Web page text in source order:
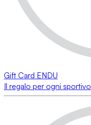
Gift Card ENDU
Il regalo per ogni sportivo